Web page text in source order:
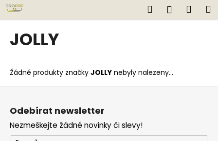
Přejít
na
obsah
Hledat
JOLLY
Žádné produkty značky JOLLY nebyly nalezeny...
K
o
o
p
o
t
ř
e
Z
Odebírat newsletter
Nezmeškejte žádné novinky či slevy!